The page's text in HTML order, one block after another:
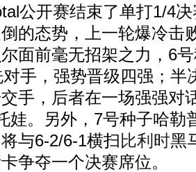
公开赛结束了单打1/4
的态势，上一轮爆冷击
面前毫无招架之力，6
手，强势晋级四强；半
手，后者在一场强强对
娃。另外，7号种子哈勒
与6-2/6-1横扫 比利时黑
争夺一个决赛席位。